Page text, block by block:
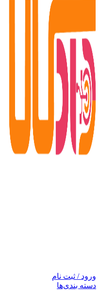
ورود / ثبت نام
دسته بندی‌ها